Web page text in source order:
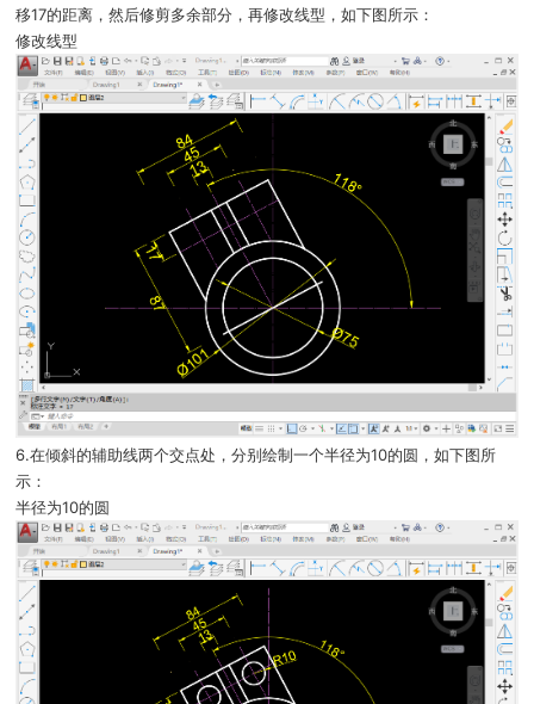
移17的距离，然后修剪多余部分，再修改线型，如下图所示：
修改线型
6.在倾斜的辅助线两个交点处，分别绘制一个半径为10的圆，如下图所
示：
半径为10的圆